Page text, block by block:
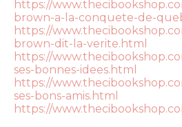
https://
brown-a-la-conquete-de-
https://
brown-dit-la-verite.html
https://
ses-bonnes-idees.html
https://
ses-bons-amis.html
https://